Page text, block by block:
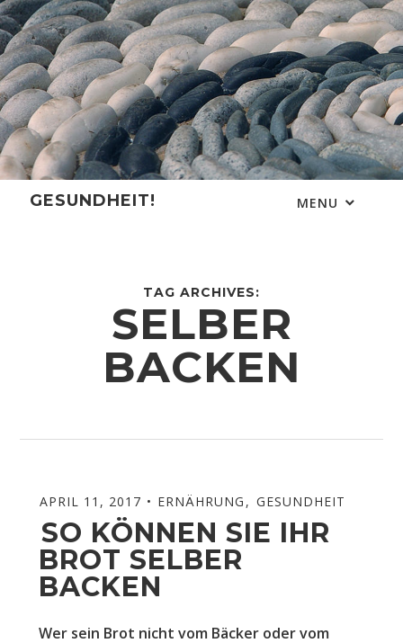
Skip
to
content
GESUNDHEIT! MENU
TAG ARCHIVES:
SELBER
BACKEN
APRIL 11, 2017 ERNÄHRUNG , GESUNDHEIT
SO KÖNNEN SIE IHR
BROT SELBER
BACKEN
Wer sein Brot nicht vom Bäcker oder vom